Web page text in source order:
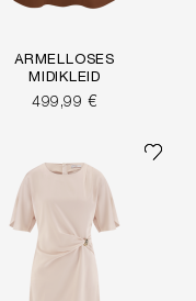
ÄRMELLOSES
MIDIKLEID
499,99 €